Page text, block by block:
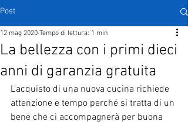
Post
La bellezza con i primi dieci
anni di garanzia gratuita
12 mag 2020 Tempo di lettura: 1 min
L'acquisto di una nuova cucina richiede
attenzione e tempo perché si tratta di un
bene che ci accompagnerà per buona